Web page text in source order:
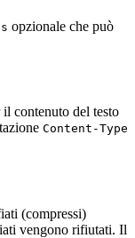
opzionale che può
contenuto del testo
Content-Type
(compressi)
vengono rifiutati. Il